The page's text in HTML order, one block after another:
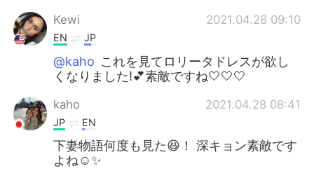
Kewi 2021.04.28 09:10
EN JP
@kaho これを見てロリータドレスが欲し
くなりました!💕素敵ですね🤍🤍🤍
kaho 2021.04.28 08:41
JP EN
下妻物語何度も見た😆！ 深キョン素敵です
よね☺️✨